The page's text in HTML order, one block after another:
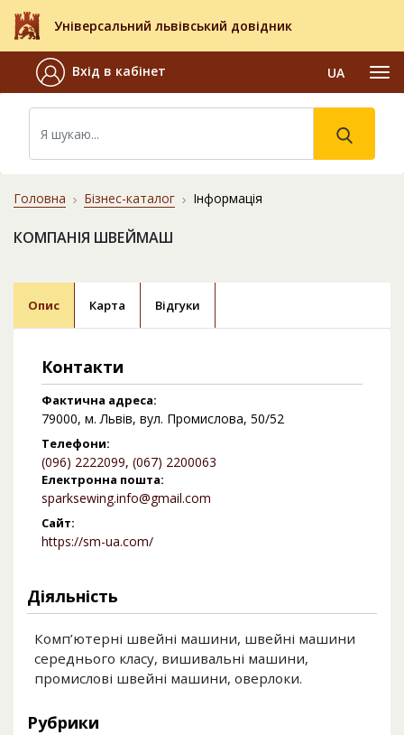
Універсальний львівський довідник
Вхід в кабінет UA
Головна Бізнес-каталог Інформація
КОМПАНІЯ ШВЕЙМАШ
Опис Карта Відгуки
Контакти
Фактична адреса:
79000, м. Львів, вул. Промислова, 50/52
Телефони:
(096) 2222099, (067) 2200063
Електронна пошта:
sparksewing.info@gmail.com
Сайт:
https://sm-ua.com/
Діяльність
Комп’ютерні швейні машини, швейні машини
середнього класу, вишивальні машини,
промислові швейні машини, оверлоки.
Рубрики